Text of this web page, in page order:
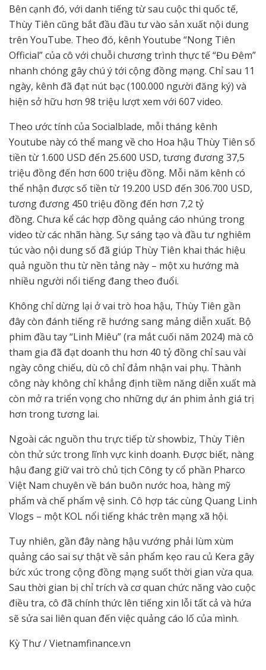
Bên cạnh đó, với danh tiếng từ sau cuộc thi quốc tế,
Thùy Tiên cũng bắt đầu đầu tư vào sản xuất nội dung
trên YouTube. Theo đó, kênh Youtube “Nong Tiên
Official” của cô với chuỗi chương trình thực tế “Đu Đêm”
nhanh chóng gây chú ý tới cộng đồng mạng. Chỉ sau 11
ngày, kênh đã đạt nút bạc (100.000 người đăng ký) và
hiện sở hữu hơn 98 triệu lượt xem với 607 video.
Theo ước tính của Socialblade, mỗi tháng kênh
Youtube này có thể mang về cho Hoa hậu Thùy Tiên số
tiền từ 1.600 USD đến 25.600 USD, tương đương 37,5
triệu đồng đến hơn 600 triệu đồng. Mỗi năm kênh có
thể nhận được số tiền từ 19.200 USD đến 306.700 USD,
tương đương 450 triệu đồng đến hơn 7,2 tỷ
đồng. Chưa kể các hợp đồng quảng cáo nhúng trong
video từ các nhãn hàng. Sự sáng tạo và đầu tư nghiêm
túc vào nội dung số đã giúp Thùy Tiên khai thác hiệu
quả nguồn thu từ nền tảng này – một xu hướng mà
nhiều người nổi tiếng đang theo đuổi.
Không chỉ dừng lại ở vai trò hoa hậu, Thùy Tiên gần
đây còn đánh tiếng rẽ hướng sang mảng diễn xuất. Bộ
phim đầu tay “Linh Miêu” (ra mắt cuối năm 2024) mà cô
tham gia đã đạt doanh thu hơn 40 tỷ đồng chỉ sau vài
ngày công chiếu, dù cô chỉ đảm nhận vai phụ. Thành
công này không chỉ khẳng định tiềm năng diễn xuất mà
còn mở ra triển vọng cho những dự án phim ảnh giá trị
hơn trong tương lai.
Ngoài các nguồn thu trực tiếp từ showbiz, Thùy Tiên
còn thử sức trong lĩnh vực kinh doanh. Được biết, nàng
hậu đang giữ vai trò chủ tịch Công ty cổ phần Pharco
Việt Nam chuyên về bán buôn nước hoa, hàng mỹ
phẩm và chế phẩm vệ sinh. Cô hợp tác cùng Quang Linh
Vlogs – một KOL nổi tiếng khác trên mạng xã hội.
Tuy nhiên, gần đây nàng hậu vướng phải lùm xùm
quảng cáo sai sự thật về sản phẩm kẹo rau củ Kera gây
bức xúc trong cộng đồng mạng suốt thời gian vừa qua.
Sau thời gian bị chỉ trích và cơ quan chức năng vào cuộc
điều tra, cô đã chính thức lên tiếng xin lỗi tất cả và hứa
sẽ sửa sai liên quan đến việc quảng cáo lố của mình.
Kỳ Thư / Vietnamfinance.vn